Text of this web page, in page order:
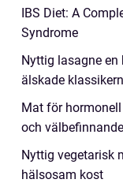
IBS Diet: A
Syndrome
Nyttig lasagne
älskade klassikern
Mat för
och välbefinnande
Nyttig vegetarisk
hälsosam kost